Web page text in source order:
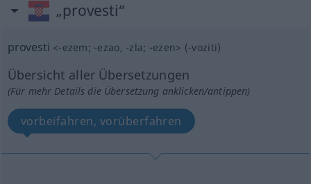
„provesti“
provesti <-ezem; -ezao, -zla; -ezen> (-voziti)
Übersicht aller Übersetzungen
(Für mehr Details die Übersetzung anklicken/antippen)
vorbeifahren, vorüberfahren